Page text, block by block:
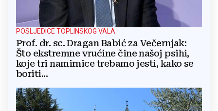
POSLJEDICE TOPLINSKOG VALA
Prof. dr. sc. Dragan Babić za Večernjak:
Što ekstremne vrućine čine našoj psihi,
koje tri namirnice trebamo jesti, kako se
boriti...